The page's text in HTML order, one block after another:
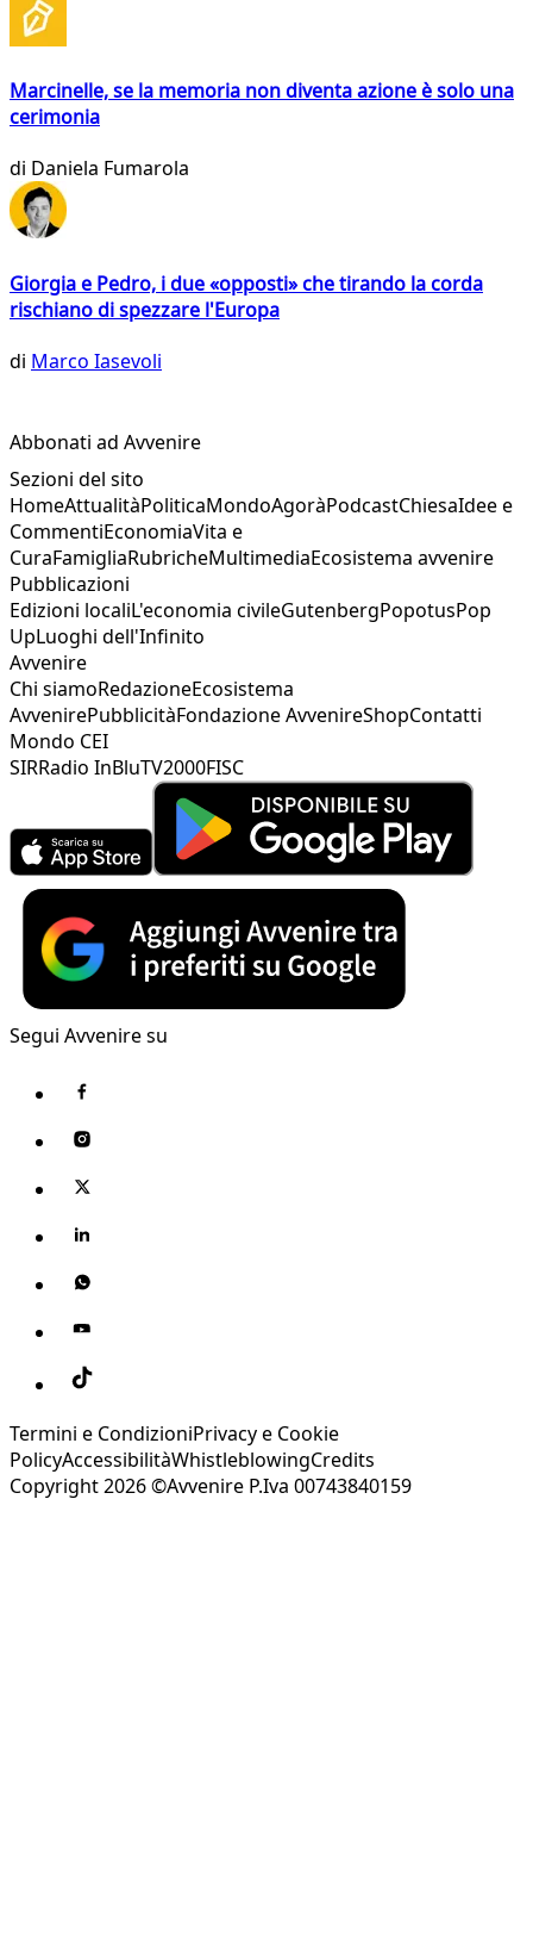
Marcinelle, se la memoria non diventa azione è solo una
cerimonia
di Daniela Fumarola
Giorgia e Pedro, i due «opposti» che tirando la corda
rischiano di spezzare l'Europa
di Marco Iasevoli
Abbonati ad Avvenire
Sezioni del sito
HomeAttualitàPoliticaMondoAgoràPodcastChiesaIdee e
CommentiEconomiaVita e
CuraFamigliaRubricheMultimediaEcosistema avvenire
Pubblicazioni
Edizioni localiL'economia civileGutenbergPopotusPop
UpLuoghi dell'Infinito
Avvenire
Chi siamoRedazioneEcosistema
AvvenirePubblicitàFondazione AvvenireShopContatti
Mondo CEI
SIRRadio InBluTV2000FISC
Segui Avvenire su
Termini e CondizioniPrivacy e Cookie
PolicyAccessibilitàWhistleblowingCredits
Copyright 2026 ©Avvenire P.Iva 00743840159